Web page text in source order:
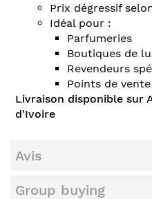
Prix dégressif
Idéal pour :
Parfumeries
Boutiques de
Revendeurs
Points de vente
Livraison disponible sur
d'Ivoire
Avis
Group buying